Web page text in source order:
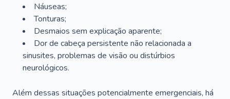
Náuseas;
Tonturas;
Desmaios sem explicação aparente;
Dor de cabeça persistente não relacionada a
sinusites, problemas de visão ou distúrbios
neurológicos.
Além dessas situações potencialmente emergenciais, há